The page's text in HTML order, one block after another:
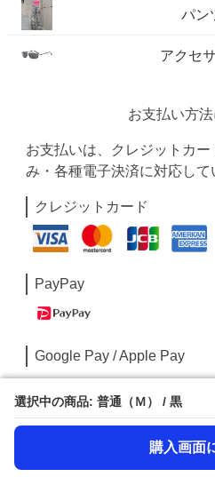
選択中の商品: 普通（Ｍ） / 黒
購入画面
選択中の商品: 普通（Ｍ） / 黒
購入画面
パン
アクセ
お支払い方
お支払いは、クレジットカ
み・各種電子決済に対応して
クレジットカード
PayPay
Google Pay / Apple Pay
コンビニ/銀行振込